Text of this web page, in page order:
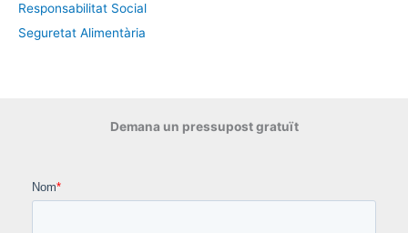
Responsabilitat Social
Seguretat Alimentària
Demana un pressupost gratuït